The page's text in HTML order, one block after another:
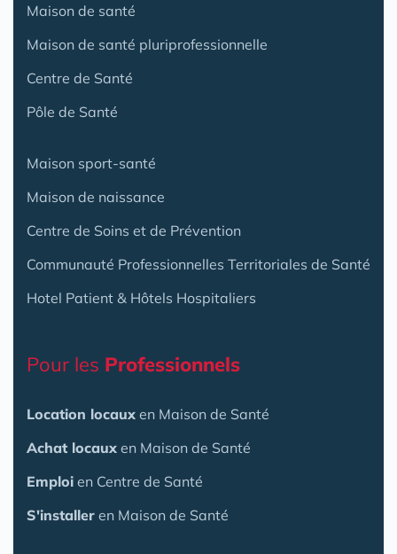
Maison de santé
Maison de santé pluriprofessionnelle
Centre de Santé
Pôle de Santé
Maison sport-santé
Maison de naissance
Centre de Soins et de Prévention
Communauté Professionnelles Territoriales de Santé
Hotel Patient & Hôtels Hospitaliers
Pour les Professionnels
Location locaux en Maison de Santé
Achat locaux en Maison de Santé
Emploi en Centre de Santé
S'installer en Maison de Santé